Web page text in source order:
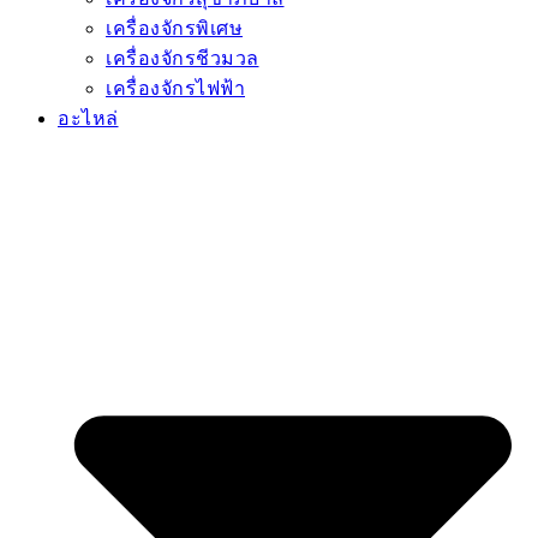
เครื่องจักรพิเศษ
เครื่องจักรชีวมวล
เครื่องจักรไฟฟ้า
อะไหล่